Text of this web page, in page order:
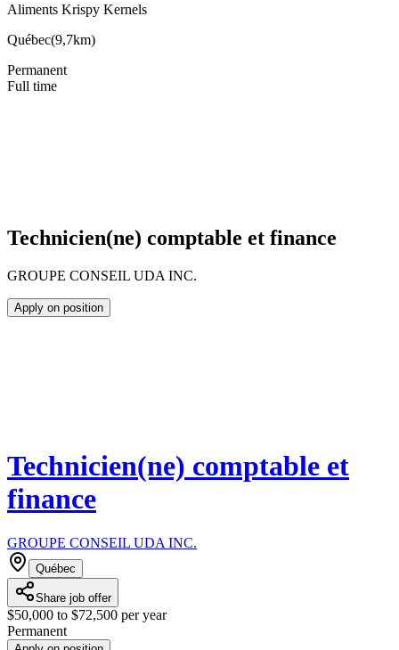
Aliments Krispy Kernels
Québec(9,7km)
Permanent
Full time
Technicien(ne) comptable et finance
GROUPE CONSEIL UDA INC.
Apply on position
Technicien(ne) comptable et
finance
GROUPE CONSEIL UDA INC.
Québec
Share job offer
$50,000 to $72,500 per year
Permanent